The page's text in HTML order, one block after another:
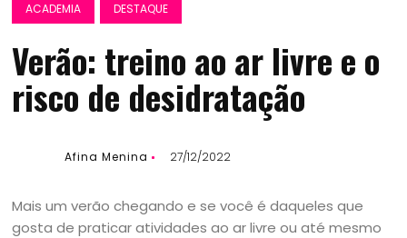
ACADEMIA DESTAQUE
Verão: treino ao ar livre e o
risco de desidratação
Afina Menina 27/12/2022
Mais um verão chegando e se você é daqueles que
gosta de praticar atividades ao ar livre ou até mesmo